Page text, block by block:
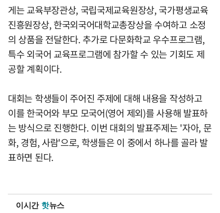
게는 교육부장관상, 국립국제교육원장상, 국가평생교육
진흥원장상, 한국외국어대학교총장상을 수여하고 소정
의 상품을 전달한다. 추가로 다문화학교 우수프로그램,
특수 외국어 교육프로그램에 참가할 수 있는 기회도 제
공할 계획이다.
대회는 학생들이 주어진 주제에 대해 내용을 작성하고
이를 한국어와 부모 모국어(영어 제외)를 사용해 발표하
는 방식으로 진행한다. 이번 대회의 발표주제는 '자아, 문
화, 경험, 사람'으로, 학생들은 이 중에서 하나를 골라 발
표하면 된다.
이시간 핫뉴스